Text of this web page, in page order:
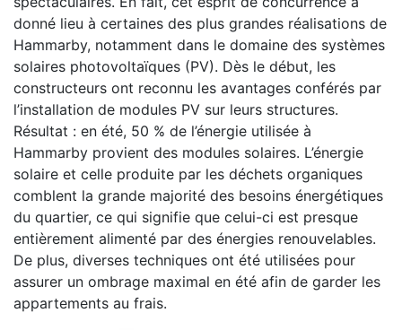
donné lieu à certaines des plus grandes réalisations de
Hammarby, notamment dans le domaine des systèmes
solaires photovoltaïques (PV). Dès le début, les
constructeurs ont reconnu les avantages conférés par
l’installation de modules PV sur leurs structures.
Résultat : en été, 50 % de l’énergie utilisée à
Hammarby provient des modules solaires. L’énergie
solaire et celle produite par les déchets organiques
comblent la grande majorité des besoins énergétiques
du quartier, ce qui signifie que celui-ci est presque
entièrement alimenté par des énergies renouvelables.
De plus, diverses techniques ont été utilisées pour
assurer un ombrage maximal en été afin de garder les
appartements au frais.